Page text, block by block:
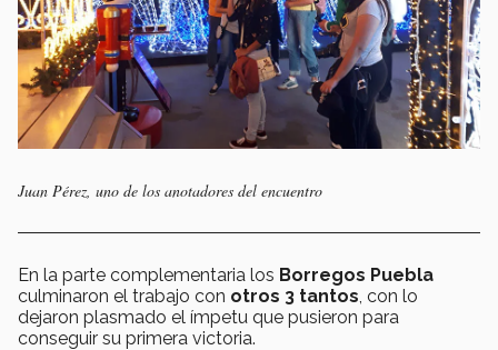
Juan Pérez, uno de los anotadores del encuentro
En la parte complementaria los Borregos Puebla
culminaron el trabajo con otros 3 tantos , con lo
dejaron plasmado el ímpetu que pusieron para
conseguir su primera victoria.